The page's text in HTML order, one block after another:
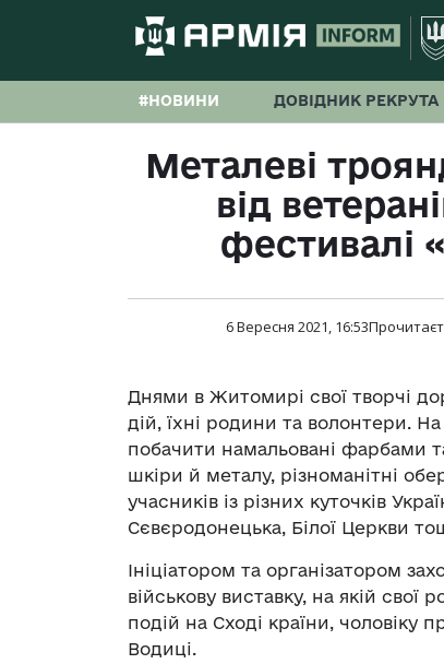
#НОВИНИ ДОВІДНИК РЕКРУТА
Металеві
від
фестивалі
6 Вересня 2021, 16:53
Днями в Житомирі свої творчі
дій, їхні родини та волонтери.
побачити намальовані фарбами
шкіри й металу, різноманітні
учасників із різних куточків
Сєвєродонецька, Білої Церкви
Ініціатором та організатором
військову виставку, на якій
подій на Сході країни, чоловіку
Водиці.